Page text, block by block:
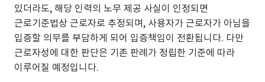
있더라도, 해당 인력의 노무 제공 사실이 인정되면
근로기준법상 근로자로 추정되며, 사용자가 근로자가 아님을
입증할 의무를 부담하게 되어 입증책임이 전환됩니다. 다만
근로자성에 대한 판단은 기존 판례가 정립한 기준에 따라
이루어질 예정입니다.